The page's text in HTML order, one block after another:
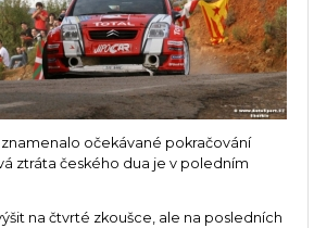
očekávané pokračování
ztráta českého dua je v poledním
na čtvrté zkoušce, ale na posledních